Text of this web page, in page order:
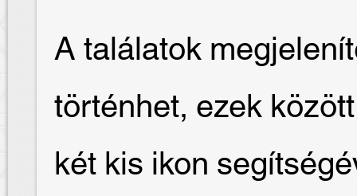
A találatok
történhet, ezek
két kis ikon